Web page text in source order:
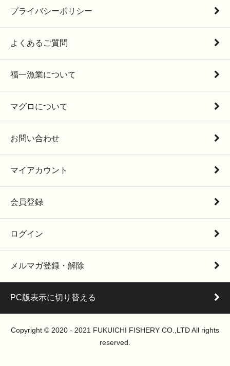
プライバシーポリシー
よくあるご質問
福一漁業について
マグロについて
お問い合わせ
マイアカウント
会員登録
ログイン
メルマガ登録・解除
PC版表示に切り替える
Copyright © 2020 - 2021 FUKUICHI FISHERY CO.,LTD All rights
reserved.